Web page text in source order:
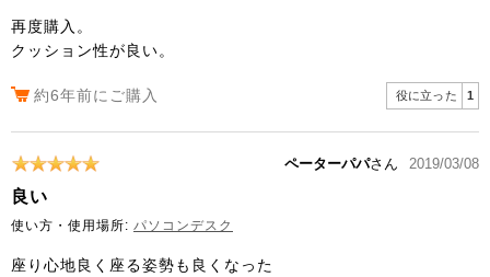
再度購入。
クッション性が良い。
約6年前にご購入 役に立った 1
ペーターパパさん 2019/03/08
良い
使い方・使用場所: パソコンデスク
座り心地良く座る姿勢も良くなった